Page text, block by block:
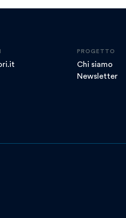
PROGETTO
Chi siamo
Newsletter